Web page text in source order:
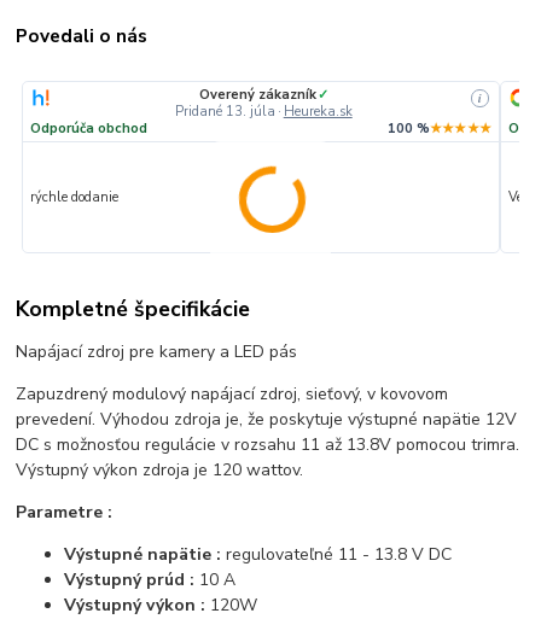
Povedali o nás
Overený zákazník✓
Pridané 13. júla · Heureka.sk
i
Odporúča obchod 100 %★★★★★
rýchle dodanie
Kompletné špecifikácie
Napájací zdroj pre kamery a LED pás
Zapuzdrený modulový napájací zdroj, sieťový, v kovovom
prevedení. Výhodou zdroja je, že poskytuje výstupné napätie 12V
DC s možnosťou regulácie v rozsahu 11 až 13.8V pomocou trimra.
Výstupný výkon zdroja je 120 wattov.
Parametre :
Výstupné napätie : regulovateľné 11 - 13.8 V DC
Výstupný prúd : 10 A
Výstupný výkon : 120W